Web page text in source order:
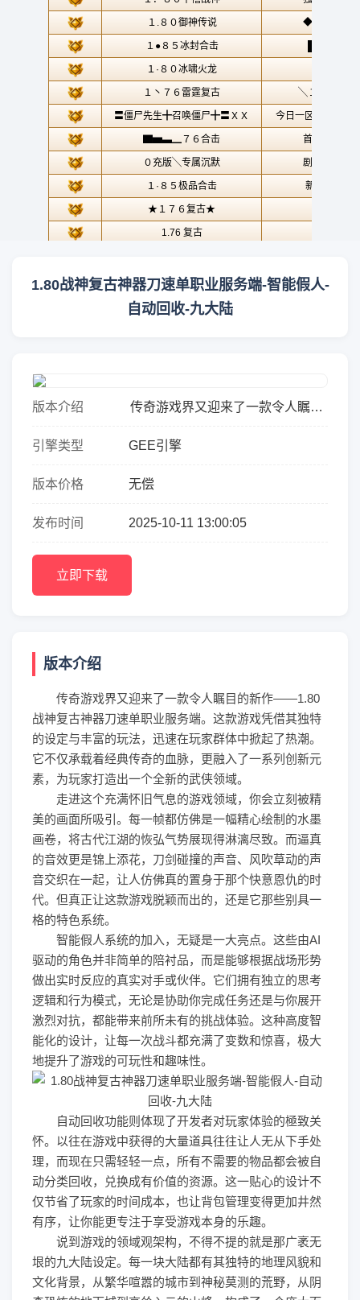
1.80战神复古神器刀速单职业服务端-智能假人-
自动回收-九大陆
版本介绍
传奇游戏界又迎来了一款令人瞩目
神器刀速单职业服务端。这款游戏凭借
引擎类型 GEE引擎
版本价格 无偿
发布时间 2025-10-11 13:00:05
立即下载
版本介绍
传奇游戏界又迎来了一款令人瞩目的新作——1.80
战神复古神器刀速单职业服务端。这款游戏凭借其独特
的设定与丰富的玩法，迅速在玩家群体中掀起了热潮。
它不仅承载着经典传奇的血脉，更融入了一系列创新元
素，为玩家打造出一个全新的武侠领域。
走进这个充满怀旧气息的游戏领域，你会立刻被精
美的画面所吸引。每一帧都仿佛是一幅精心绘制的水墨
画卷，将古代江湖的恢弘气势展现得淋漓尽致。而逼真
的音效更是锦上添花，刀剑碰撞的声音、风吹草动的声
音交织在一起，让人仿佛真的置身于那个快意恩仇的时
代。但真正让这款游戏脱颖而出的，还是它那些别具一
格的特色系统。
智能假人系统的加入，无疑是一大亮点。这些由AI
驱动的角色并非简单的陪衬品，而是能够根据战场形势
做出实时反应的真实对手或伙伴。它们拥有独立的思考
逻辑和行为模式，无论是协助你完成任务还是与你展开
激烈对抗，都能带来前所未有的挑战体验。这种高度智
能化的设计，让每一次战斗都充满了变数和惊喜，极大
地提升了游戏的可玩性和趣味性。
自动回收功能则体现了开发者对玩家体验的極致关
怀。以往在游戏中获得的大量道具往往让人无从下手处
理，而现在只需轻轻一点，所有不需要的物品都会被自
动分类回收，兑换成有价值的资源。这一贴心的设计不
仅节省了玩家的时间成本，也让背包管理变得更加井然
有序，让你能更专注于享受游戏本身的乐趣。
说到游戏的领域观架构，不得不提的就是那广袤无
垠的九大陆设定。每一块大陆都有其独特的地理风貌和
文化背景，从繁华喧嚣的城市到神秘莫测的荒野，从阴